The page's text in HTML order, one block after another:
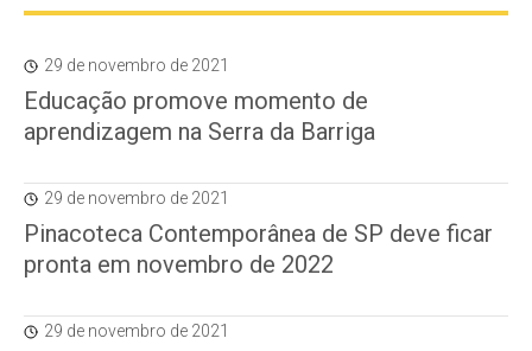
29 de novembro de 2021
Educação promove momento de
aprendizagem na Serra da Barriga
29 de novembro de 2021
Pinacoteca Contemporânea de SP deve ficar
pronta em novembro de 2022
29 de novembro de 2021